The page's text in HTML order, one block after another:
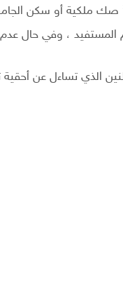
ملكية أو سكن
المستفيد ، وفي حال
الذي تساءل عن أحقية